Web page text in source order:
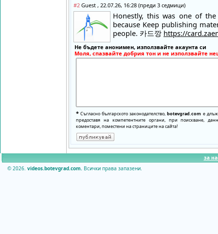
#2 Guest , 22.07.26, 16:28 (преди 3 седмици)
Honestly, this was one of
because Keep publishing
people. 카드깡 https://
Не бъдете анонимен, използвайте акаунта си
Моля, спазвайте добрия тон и не използвайте
* Съгласно българското законодателство,botevgrad.com е
предоставя на компетентните органи, при поискване,
коментари, поместени на страниците на сайта!
за
© 2026. videos.botevgrad.com. Всички права запазени.